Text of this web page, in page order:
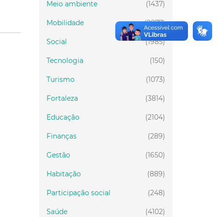
(1437)
Meio ambiente
(2877)
Mobilidade
(1985)
Social
(150)
Tecnologia
(1073)
Turismo
(3814)
Fortaleza
(2104)
Educação
(289)
Finanças
(1650)
Gestão
(889)
Habitação
(248)
Participação social
(4102)
Saúde